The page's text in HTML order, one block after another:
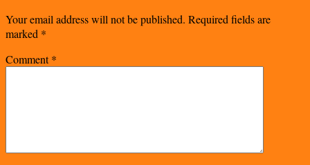
Your email address will not be published. Required fields are
marked *
Comment*